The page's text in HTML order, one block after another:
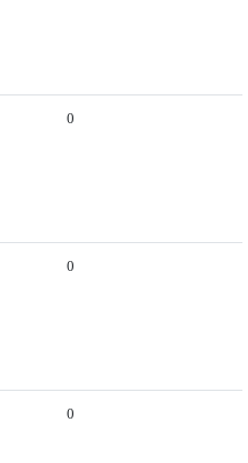
0
0
0